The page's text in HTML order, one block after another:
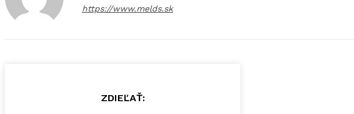
https://www.melds.sk
ZDIEĽAŤ: